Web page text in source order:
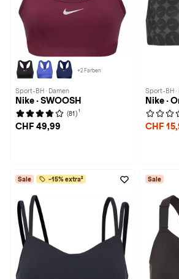
+2 Farben
Sport-BH · Damen
Nike · SWOOSH
(81) 1
CHF 49,99
Sport-BH ·
Nike ·
CHF
Sale -15% extra² Sale